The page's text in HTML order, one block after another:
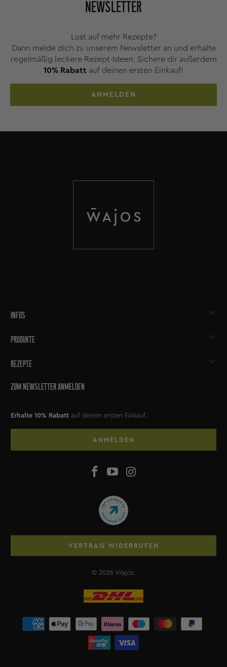
NEWSLETTER
Lust auf mehr Rezepte?
Dann melde dich zu unserem Newsletter an und erhalte
regelmäßig leckere Rezept-Ideen. Sichere dir außerdem
10% Rabatt auf deinen ersten Einkauf!
ANMELDEN
INFOS
PRODUKTE
REZEPTE
ZUM NEWSLETTER ANMELDEN
Erhalte 10% Rabatt auf deinen ersten Einkauf.
ANMELDEN
VERTRAG WIDERRUFEN
© 2026 Wajos